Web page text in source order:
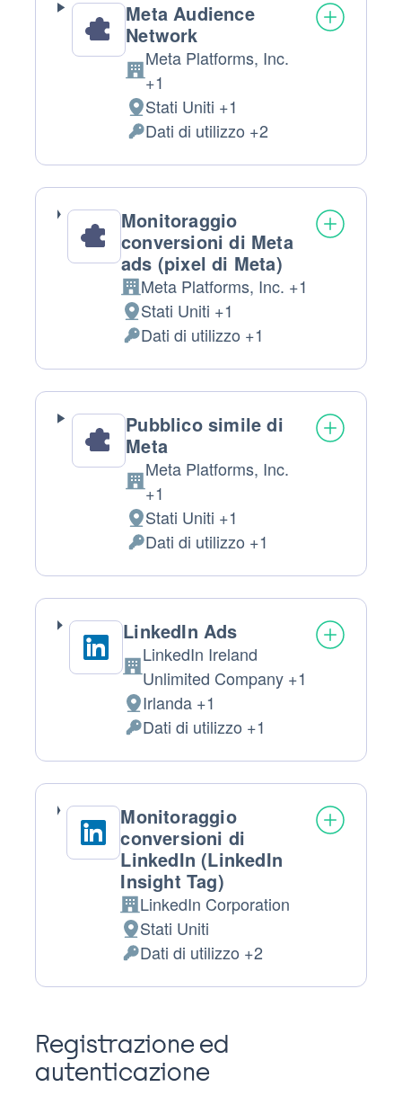
Meta Audience
Network
Azienda:
Meta Platforms, Inc.
+1
Luogo
del
trattamento:
Stati Uniti +1
Dati
Personali
trattati:
Dati di utilizzo +2
Monitoraggio
conversioni di Meta
ads (pixel di Meta)
Azienda:
Meta Platforms, Inc. +1
Luogo
del
trattamento:
Stati Uniti +1
Dati
Personali
trattati:
Dati di utilizzo +1
Pubblico simile di
Meta
Azienda:
Meta Platforms, Inc.
+1
Luogo
del
trattamento:
Stati Uniti +1
Dati
Personali
trattati:
Dati di utilizzo +1
LinkedIn Ads
Azienda:
LinkedIn Ireland
Unlimited Company +1
Luogo
del
trattamento:
Irlanda +1
Dati
Personali
trattati:
Dati di utilizzo +1
Monitoraggio
conversioni di
LinkedIn (LinkedIn
Insight Tag)
Azienda:
LinkedIn Corporation
Luogo
del
trattamento:
Stati Uniti
Dati
Personali
Dati di utilizzo +2
Registrazione ed
autenticazione